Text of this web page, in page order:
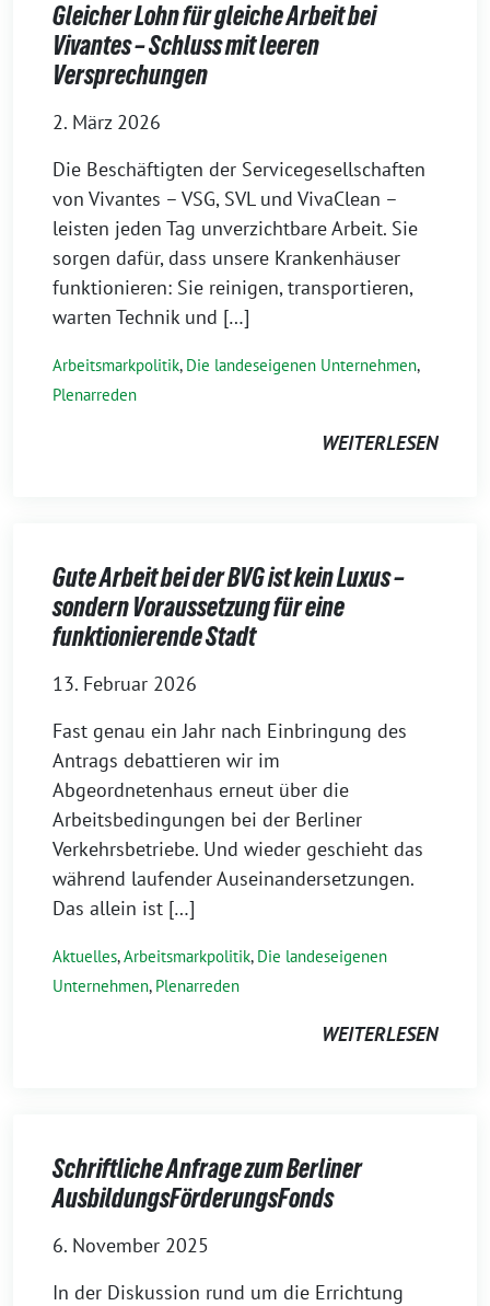
Gleicher Lohn für gleiche Arbeit bei
Vivantes – Schluss mit leeren
Versprechungen
2. März 2026
Die Beschäftigten der Servicegesellschaften
von Vivantes – VSG, SVL und VivaClean –
leisten jeden Tag unverzichtbare Arbeit. Sie
sorgen dafür, dass unsere Krankenhäuser
funktionieren: Sie reinigen, transportieren,
warten Technik und […]
Arbeitsmarkpolitik, Die landeseigenen Unternehmen,
Plenarreden
WEITERLESEN
Gute Arbeit bei der BVG ist kein Luxus –
sondern Voraussetzung für eine
funktionierende Stadt
13. Februar 2026
Fast genau ein Jahr nach Einbringung des
Antrags debattieren wir im
Abgeordnetenhaus erneut über die
Arbeitsbedingungen bei der Berliner
Verkehrsbetriebe. Und wieder geschieht das
während laufender Auseinandersetzungen.
Das allein ist […]
Aktuelles,Arbeitsmarkpolitik, Die landeseigenen
Unternehmen, Plenarreden
WEITERLESEN
Schriftliche Anfrage zum Berliner
AusbildungsFörderungsFonds
6. November 2025
In der Diskussion rund um die Errichtung